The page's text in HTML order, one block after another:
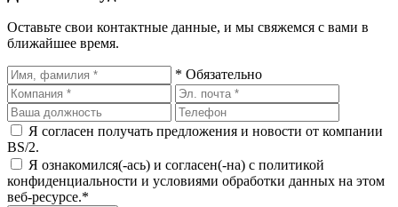
Оставьте свои контактные данные, и мы свяжемся с вами в
ближайшее время.
* Обязательно
Я согласен получать предложения и новости от компании
BS/2.
Я ознакомился(-ась) и согласен(-на) с политикой
конфиденциальности и условиями обработки данных на этом
веб-ресурсе.*